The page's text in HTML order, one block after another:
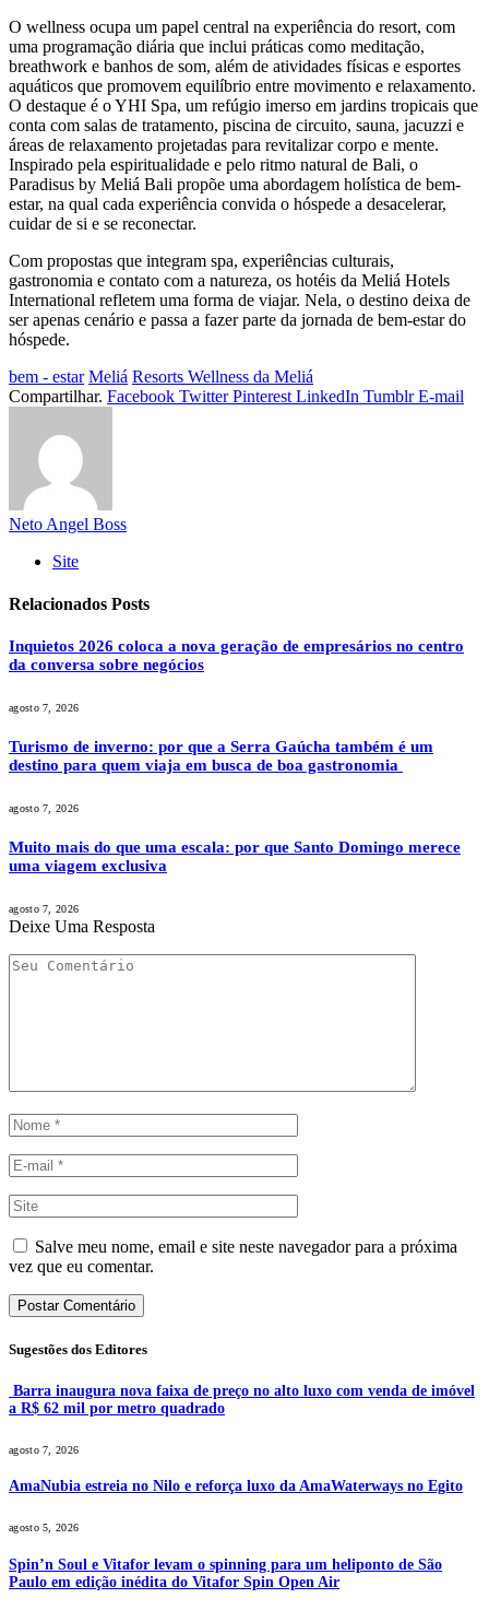
O wellness ocupa um papel central na experiência do resort, com
uma programação diária que inclui práticas como meditação,
breathwork e banhos de som, além de atividades físicas e esportes
aquáticos que promovem equilíbrio entre movimento e relaxamento.
O destaque é o YHI Spa, um refúgio imerso em jardins tropicais que
conta com salas de tratamento, piscina de circuito, sauna, jacuzzi e
áreas de relaxamento projetadas para revitalizar corpo e mente.
Inspirado pela espiritualidade e pelo ritmo natural de Bali, o
Paradisus by Meliá Bali propõe uma abordagem holística de bem-
estar, na qual cada experiência convida o hóspede a desacelerar,
cuidar de si e se reconectar.
Com propostas que integram spa, experiências culturais,
gastronomia e contato com a natureza, os hotéis da Meliá Hotels
International refletem uma forma de viajar. Nela, o destino deixa de
ser apenas cenário e passa a fazer parte da jornada de bem-estar do
hóspede.
bem - estar Meliá Resorts Wellness da Meliá
Compartilhar. Facebook Twitter Pinterest LinkedIn Tumblr E-mail
Neto Angel Boss
Site
Relacionados Posts
Inquietos 2026 coloca a nova geração de empresários no centro
da conversa sobre negócios
agosto 7, 2026
Turismo de inverno: por que a Serra Gaúcha também é um
destino para quem viaja em busca de boa gastronomia
agosto 7, 2026
Muito mais do que uma escala: por que Santo Domingo merece
uma viagem exclusiva
agosto 7, 2026
Deixe Uma Resposta
Salve meu nome, email e site neste navegador para a próxima
vez que eu comentar.
Sugestões dos Editores
Barra inaugura nova faixa de preço no alto luxo com venda de imóvel
a R$ 62 mil por metro quadrado
agosto 7, 2026
AmaNubia estreia no Nilo e reforça luxo da AmaWaterways no Egito
agosto 5, 2026
Spin’n Soul e Vitafor levam o spinning para um heliponto de São
Paulo em edição inédita do Vitafor Spin Open Air